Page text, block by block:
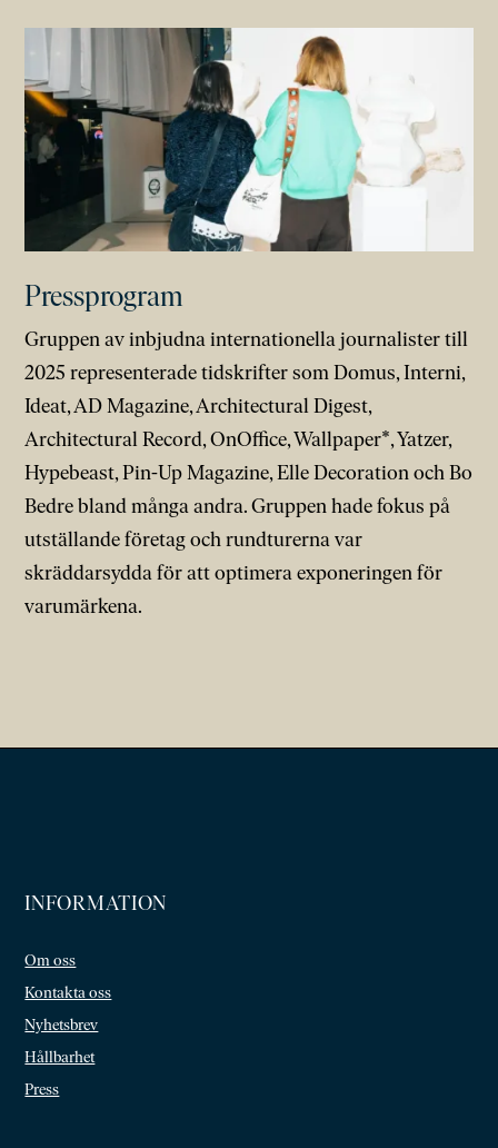
Pressprogram
Gruppen av inbjudna internationella journalister till
2025 representerade tidskrifter som Domus, Interni,
Ideat, AD Magazine, Architectural Digest,
Architectural Record, OnOffice, Wallpaper*, Yatzer,
Hypebeast, Pin-Up Magazine, Elle Decoration och Bo
Bedre bland många andra. Gruppen hade fokus på
utställande företag och rundturerna var
skräddarsydda för att optimera exponeringen för
varumärkena.
INFORMATION
Om oss
Kontakta oss
Nyhetsbrev
Hållbarhet
Press